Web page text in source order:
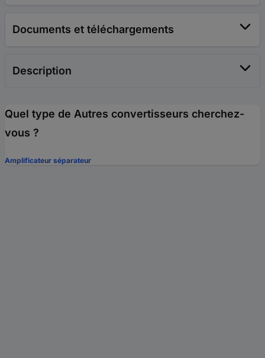
Documents et téléchargements
Description
Quel type de Autres convertisseurs cherchez-
vous ?
Amplificateur séparateur